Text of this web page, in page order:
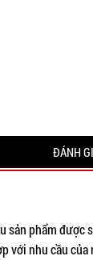
ĐÁNH
phẩm được
với nhu cầu